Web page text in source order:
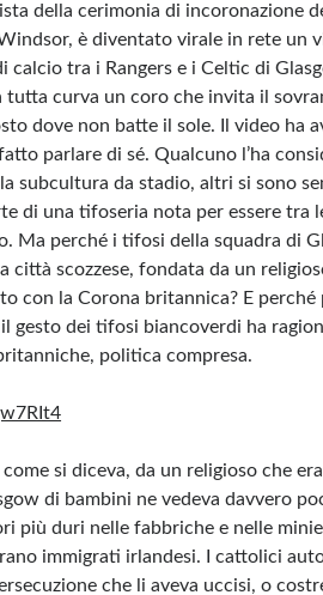
della cerimonia di incoronazione
è diventato virale in rete un
calcio tra i Rangers e i Celtic di
curva un coro che invita il
dove non batte il sole. Il video ha
parlare di sé. Qualcuno l’ha
subcultura da stadio, altri si sono
di una tifoseria nota per essere tra
Ma perché i tifosi della squadra di
città scozzese, fondata da un
con la Corona britannica? E
gesto dei tifosi biancoverdi ha
politica compresa.
si diceva, da un religioso che
di bambini ne vedeva davvero
più duri nelle fabbriche e nelle
immigrati irlandesi. I cattolici
che li aveva uccisi, o